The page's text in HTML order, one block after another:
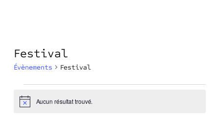
Festival
Évènements Festival
Évènements
Notice Aucun résultat trouvé.